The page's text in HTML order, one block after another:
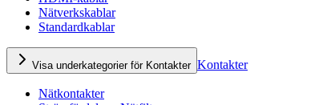
Nätverkskablar
Standardkablar
Visa underkategorier för Kontakter Kontakter
Nätkontakter